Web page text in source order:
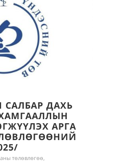
ДАХЬ
АРГА
төлөвлөгөө,